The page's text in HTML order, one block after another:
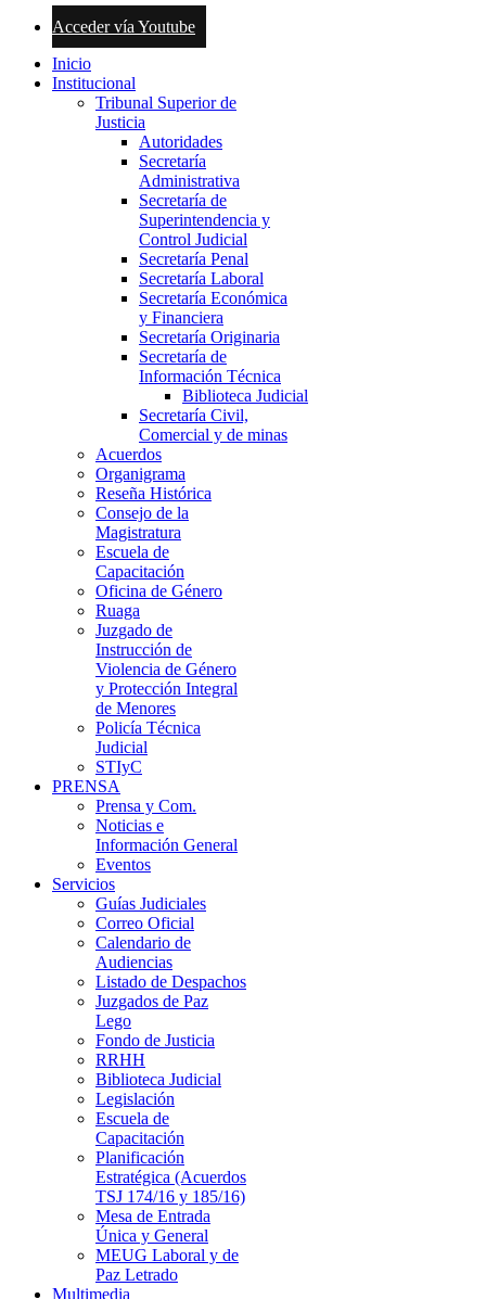
Acceder vía Youtube
Inicio
Institucional
Tribunal Superior de
Justicia
Autoridades
Secretaría
Administrativa
Secretaría de
Superintendencia y
Control Judicial
Secretaría Penal
Secretaría Laboral
Secretaría Económica
y Financiera
Secretaría Originaria
Secretaría de
Información Técnica
Biblioteca Judicial
Secretaría Civil,
Comercial y de minas
Acuerdos
Organigrama
Reseña Histórica
Consejo de la
Magistratura
Escuela de
Capacitación
Oficina de Género
Ruaga
Juzgado de
Instrucción de
Violencia de Género
y Protección Integral
de Menores
Policía Técnica
Judicial
STIyC
PRENSA
Prensa y Com.
Noticias e
Información General
Eventos
Servicios
Guías Judiciales
Correo Oficial
Calendario de
Audiencias
Listado de Despachos
Juzgados de Paz
Lego
Fondo de Justicia
RRHH
Biblioteca Judicial
Legislación
Escuela de
Capacitación
Planificación
Estratégica (Acuerdos
TSJ 174/16 y 185/16)
Mesa de Entrada
Única y General
MEUG Laboral y de
Paz Letrado
Multimedia